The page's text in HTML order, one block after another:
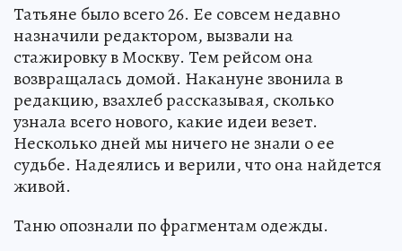
Татьяне было всего 26. Ее совсем недавно
назначили редактором, вызвали на
стажировку в Москву. Тем рейсом она
возвращалась домой. Накануне звонила в
редакцию, взахлеб рассказывая, сколько
узнала всего нового, какие идеи везет.
Несколько дней мы ничего не знали о ее
судьбе. Надеялись и верили, что она найдется
живой.
Таню опознали по фрагментам одежды.